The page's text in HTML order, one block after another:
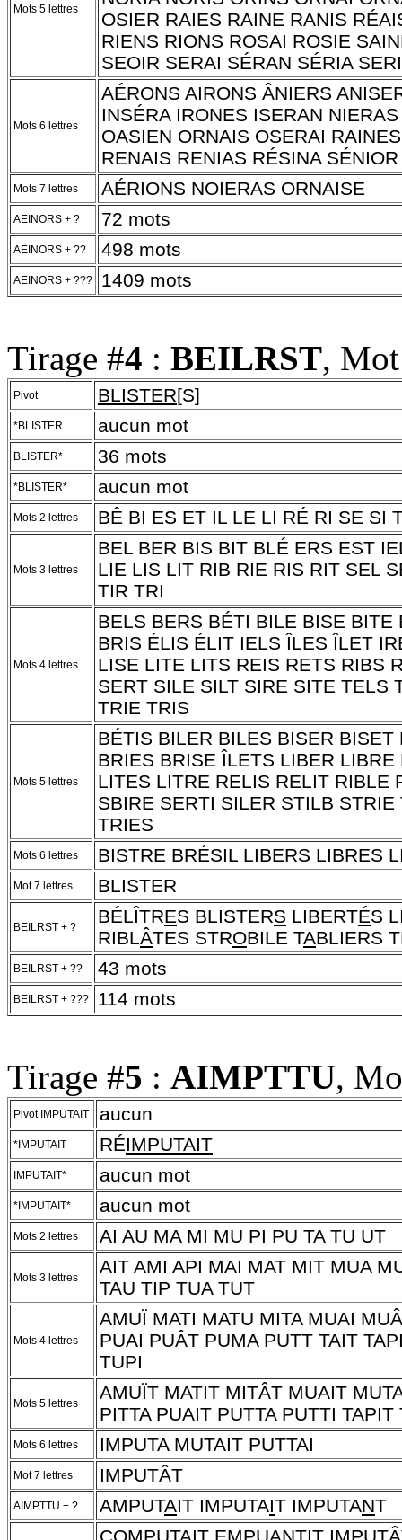
Mots 5 lettres
OSIER RAIES RAINE RANIS
RIENS RIONS ROSAI ROSIE
SEOIR SERAI SÉRAN SÉRIA
Mots 6 lettres
AÉRONS AIRONS ÂNIERS
INSÉRA IRONES ISERAN
OASIEN ORNAIS OSERAI
RENAIS RENIAS RÉSINA
Mots 7 lettres AÉRIONS NOIERAS ORNAISE
AEINORS + ? 72 mots
AEINORS + ?? 498 mots
AEINORS + ??? 1409 mots
Tirage #4 : BEILRST,
Pivot BLISTER[S]
*BLISTER aucun mot
BLISTER* 36 mots
*BLISTER* aucun mot
Mots 2 lettres BÊ BI ES ET IL LE LI RÉ RI SE SI
Mots 3 lettres
BEL BER BIS BIT BLÉ ERS EST
LIE LIS LIT RIB RIE RIS RIT SEL
TIR TRI
Mots 4 lettres
BELS BERS BÉTI BILE BISE BITE
BRIS ÉLIS ÉLIT IELS ÎLES ÎLET
LISE LITE LITS REIS RETS RIBS
SERT SILE SILT SIRE SITE TELS
TRIE TRIS
Mots 5 lettres
BÉTIS BILER BILES BISER
BRIES BRISE ÎLETS LIBER
LITES LITRE RELIS RELIT RIBLE
SBIRE SERTI SILER STILB
TRIES
Mots 6 lettres BISTRE BRÉSIL LIBERS LIBRES
Mot 7 lettres BLISTER
BEILRST + ?
BÉLÎTRES BLISTERS LIBERTÉS
RIBLÂTES STROBILE TABLIERS
BEILRST + ?? 43 mots
BEILRST + ??? 114 mots
Tirage #5 : AIMPTTU,
Pivot IMPUTAIT aucun
*IMPUTAIT RÉIMPUTAIT
IMPUTAIT* aucun mot
*IMPUTAIT* aucun mot
Mots 2 lettres AI AU MA MI MU PI PU TA TU UT
Mots 3 lettres
AIT AMI API MAI MAT MIT MUA
TAU TIP TUA TUT
Mots 4 lettres
AMUÏ MATI MATU MITA MUAI
PUAI PUÂT PUMA PUTT TAIT
TUPI
Mots 5 lettres
AMUÏT MATIT MITÂT MUAIT
PITTA PUAIT PUTTA PUTTI
Mots 6 lettres IMPUTA MUTAIT PUTTAI
Mot 7 lettres IMPUTÂT
AIMPTTU + ? AMPUTAIT IMPUTAIT IMPUTANT